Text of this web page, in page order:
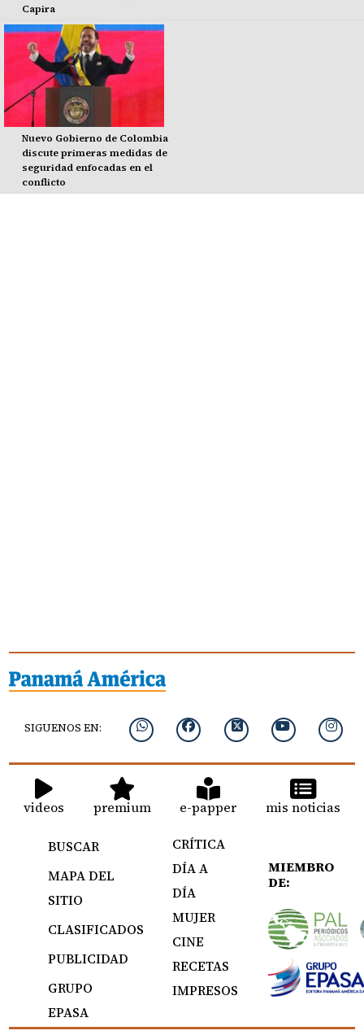
Capira
Nuevo Gobierno de Colombia
discute primeras medidas de
seguridad enfocadas en el
conflicto
SIGUENOS EN:
videos premium e-papper mis noticias
BUSCAR
MAPA DEL
SITIO
CLASIFICADOS
PUBLICIDAD
GRUPO
EPASA
CRÍTICA
DÍA A
DÍA
MUJER
CINE
RECETAS
IMPRESOS
MIEMBRO
DE: